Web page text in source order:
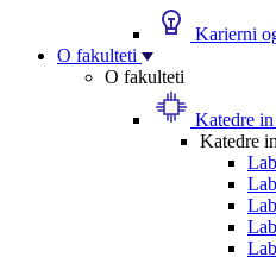
Karierni
O fakulteti
O fakulteti
Katedre
Katedre